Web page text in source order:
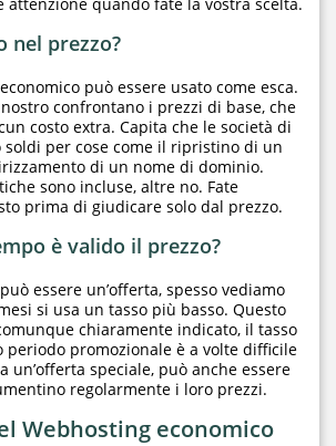
nel prezzo?
può essere usato come esca.
confrontano i prezzi di base, che
costo extra. Capita che le società di
soldi per cose come il ripristino di un
di un nome di dominio.
sono incluse, altre no. Fate
prima di giudicare solo dal prezzo.
è valido il prezzo?
essere un’offerta, spesso vediamo
si usa un tasso più basso. Questo
chiaramente indicato, il tasso
periodo promozionale è a volte difficile
un’offerta speciale, può anche essere
regolarmente i loro prezzi.
Webhosting economico